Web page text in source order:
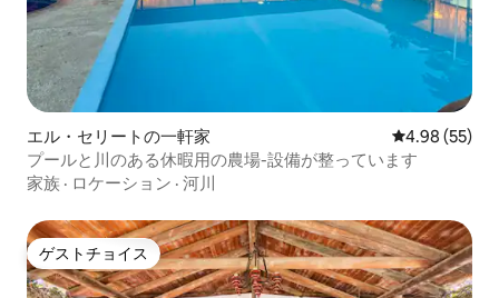
エル・セリートの一軒家 レビュー55
4.98 (55)
プールと川のある休暇用の農場-設備が整っています
家族 · ロケーション · 河川
ゲストチョイス
ゲストチョイス